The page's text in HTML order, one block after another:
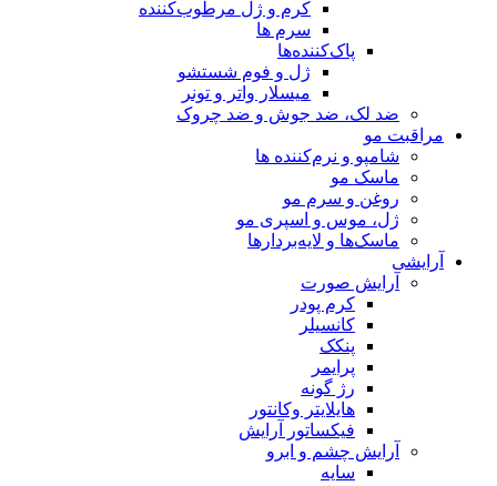
کرم و ژل مرطوب‌کننده
سرم ها
پاک‌کننده‌ها
ژل و فوم شستشو
میسلار واتر و تونر
ضد لک، ضد جوش و ضد چروک
مراقبت مو
شامپو و نرم‌کننده ها
ماسک مو
روغن و سرم مو
ژل، موس و اسپری مو
ماسک‌ها و لایه‌بردارها
آرایشی
آرایش صورت
کرم پودر
کانسیلر
پنکک
پرایمر
رژ گونه
هایلایتر وکانتور
فیکساتور آرایش
آرایش چشم و ابرو
سایه